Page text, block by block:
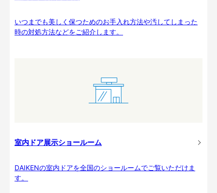
いつまでも美しく保つためのお手入れ方法や汚してしまった
時の対処方法などをご紹介します。
室内ドア展示ショールーム
DAIKENの室内ドアを全国のショールームでご覧いただけま
す。